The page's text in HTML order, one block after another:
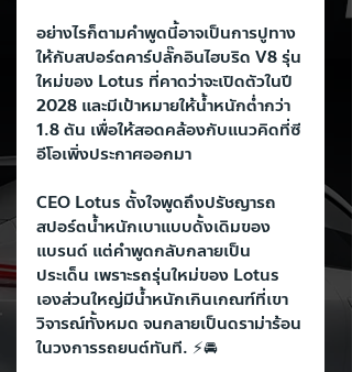
อย่างไรก็ตามคำพูดนี้อาจเป็นการปูทาง
ให้กับสปอร์ตคาร์ปลั๊กอินไฮบริด V8 รุ่น
ใหม่ของ Lotus ที่คาดว่าจะเปิดตัวในปี
2028 และมีเป้าหมายให้น้ำหนักต่ำกว่า
1.8 ตัน เพื่อให้สอดคล้องกับแนวคิดที่ซี
อีโอเพิ่งประกาศออกมา
CEO Lotus ตั้งใจพูดถึงปรัชญารถ
สปอร์ตน้ำหนักเบาแบบดั้งเดิมของ
แบรนด์ แต่คำพูดกลับกลายเป็น
ประเด็น เพราะรถรุ่นใหม่ของ Lotus
เองส่วนใหญ่มีน้ำหนักเกินเกณฑ์ที่เขา
วิจารณ์ทั้งหมด จนกลายเป็นดราม่าร้อน
ในวงการรถยนต์ทันที. ⚡🚘